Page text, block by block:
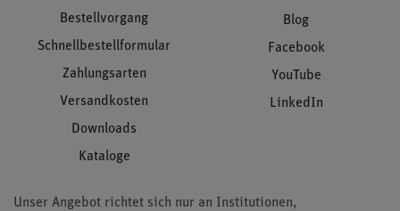
Bestellvorgang
Schnellbestellformular
Zahlungsarten
Versandkosten
Downloads
Kataloge
Blog
Facebook
YouTube
LinkedIn
Unser Angebot richtet sich nur an Institutionen,